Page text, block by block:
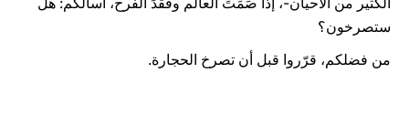
ستصرخون؟
من فضلكم، قرّروا قبل أن تصرخ الحجارة.